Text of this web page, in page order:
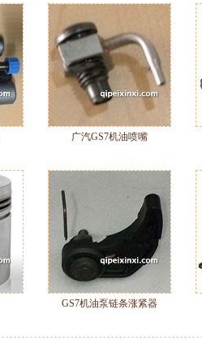
广汽GS7机油喷嘴
GS7机油泵链条涨紧器